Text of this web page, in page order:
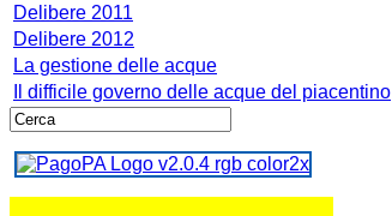
Delibere 2011
Delibere 2012
La gestione delle acque
Il difficile governo delle acque del piacentino